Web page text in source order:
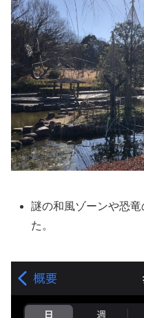
謎の和風ゾーンや恐
た。